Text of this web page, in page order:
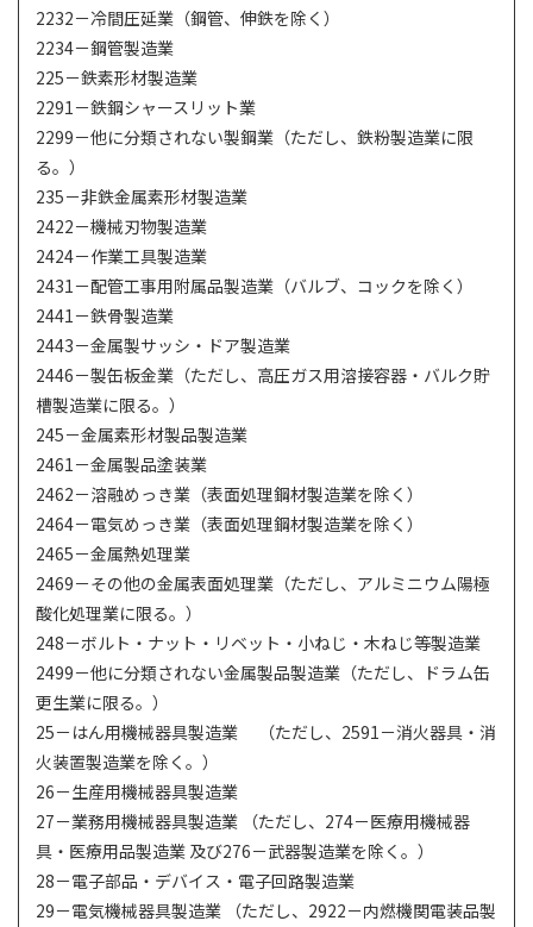
2232－冷間圧延業（鋼管、伸鉄を除く）
2234－鋼管製造業
225－鉄素形材製造業
2291－鉄鋼シャースリット業
2299－他に分類されない製鋼業（ただし、鉄粉製造業に限
る。）
235－非鉄金属素形材製造業
2422－機械刃物製造業
2424－作業工具製造業
2431－配管工事用附属品製造業（バルブ、コックを除く）
2441－鉄骨製造業
2443－金属製サッシ・ドア製造業
2446－製缶板金業（ただし、高圧ガス用溶接容器・バルク貯
槽製造業に限る。）
245－金属素形材製品製造業
2461－金属製品塗装業
2462－溶融めっき業（表面処理鋼材製造業を除く）
2464－電気めっき業（表面処理鋼材製造業を除く）
2465－金属熱処理業
2469－その他の金属表面処理業（ただし、アルミニウム陽極
酸化処理業に限る。）
248－ボルト・ナット・リベット・小ねじ・木ねじ等製造業
2499－他に分類されない金属製品製造業（ただし、ドラム缶
更生業に限る。）
25－はん用機械器具製造業 （ただし、2591－消火器具・消
火装置製造業を除く。）
26－生産用機械器具製造業
27－業務用機械器具製造業 （ただし、274－医療用機械器
具・医療用品製造業 及び276－武器製造業を除く。）
28－電子部品・デバイス・電子回路製造業
29－電気機械器具製造業 （ただし、2922－内燃機関電装品製